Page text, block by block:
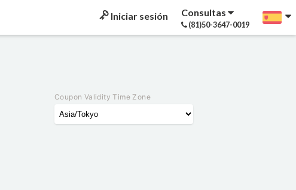
Iniciar sesión Consultas
(81)50-3647-0019
Coupon Validity Time Zone